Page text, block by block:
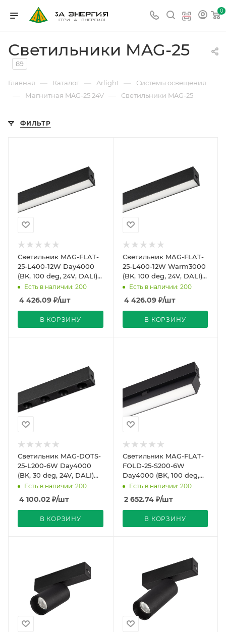
0
Светильники MAG-25
89
Главная — Каталог — Arlight — Системы освещения
— Магнитная MAG-25 24V — Светильники MAG-25
ФИЛЬТР
Светильник MAG-FLAT-
25-L400-12W Day4000
(BK, 100 deg, 24V, DALI)
(Arlight, IP20 Металл, 5
Есть в наличии: 200
4 426.09 ₽/шт
В КОРЗИНУ
Светильник MAG-FLAT-
25-L400-12W Warm3000
(BK, 100 deg, 24V, DALI)
(Arlight, IP20 Металл, 5
Есть в наличии: 200
4 426.09₽/шт
В КОРЗИНУ
Светильник MAG-DOTS-
25-L200-6W Day4000
(BK, 30 deg, 24V, DALI)
(Arlight, IP20 Металл, 5
Есть в наличии: 200
4 100.02 ₽/шт
В КОРЗИНУ
Светильник MAG-FLAT-
FOLD-25-S200-6W
Day4000 (BK, 100 deg,
24V) (Arlight, IP20
Металл, 5 лет)
Есть в наличии: 200
2 652.74₽/шт
В КОРЗИНУ